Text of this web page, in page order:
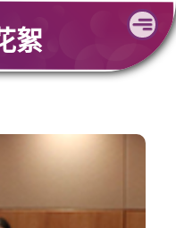
絮
新創業大賽